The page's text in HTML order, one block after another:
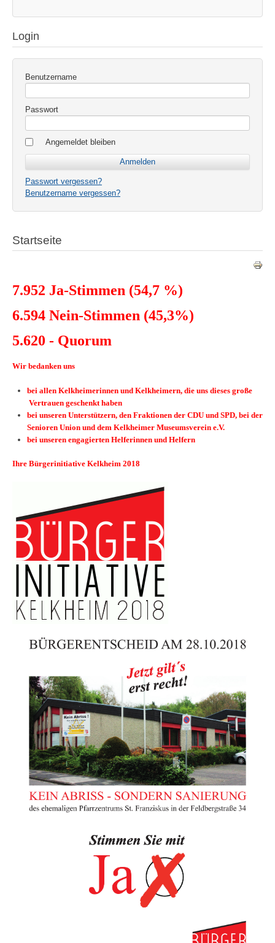
Login
Benutzername
Passwort
Angemeldet bleiben
Passwort vergessen?
Benutzername vergessen?
Startseite
7.952 Ja-Stimmen (54,7 %)
6.594 Nein-Stimmen (45,3%)
5.620 - Quorum
Wir bedanken uns
bei allen Kelkheimerinnen und Kelkheimern, die uns dieses große
Vertrauen geschenkt haben
bei unseren Unterstützern, den Fraktionen der CDU und SPD, bei der
Senioren Union und dem Kelkheimer Museumsverein e.V.
bei unseren engagierten Helferinnen und Helfern
Ihre Bürgerinitiative Kelkheim 2018